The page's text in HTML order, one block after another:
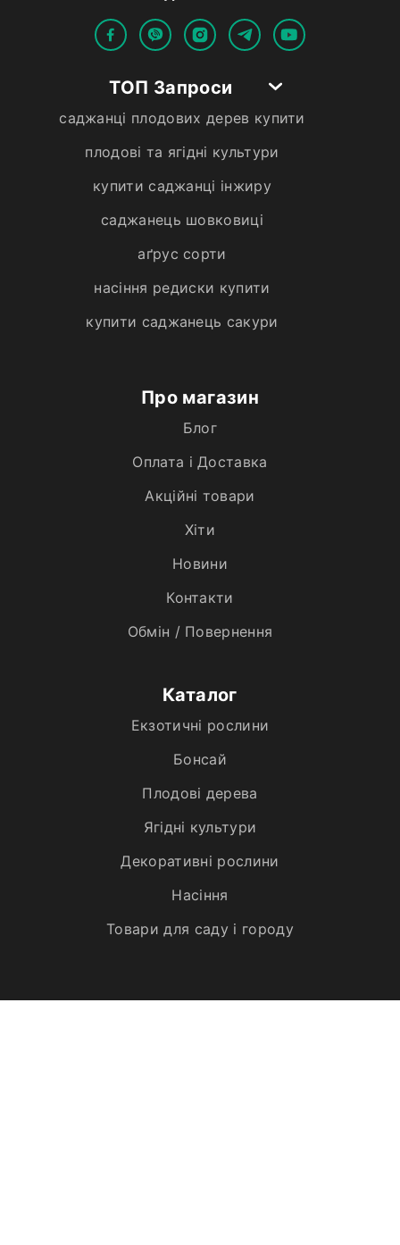
ТОП Запроси
саджанці плодових дерев купити
плодові та ягідні культури
купити саджанці інжиру
саджанець шовковиці
аґрус сорти
насіння редиски купити
купити саджанець сакури
Про магазин
Блог
Оплата і Доставка
Акційні товари
Хiти
Новини
Контакти
Обмін / Повернення
Каталог
Екзотичні рослини
Бонсай
Плодові дерева
Ягідні культури
Декоративні рослини
Насіння
Товари для саду і городу